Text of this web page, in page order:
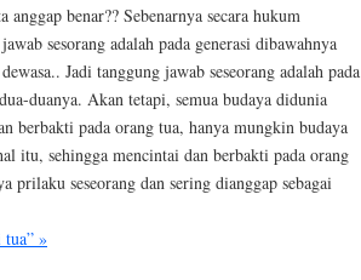
benar?? Sebenarnya secara hukum
sesorang adalah pada generasi dibawahnya
Jadi tanggung jawab seseorang adalah pada
duanya. Akan tetapi, semua budaya didunia
berbakti pada orang tua, hanya mungkin budaya
itu, sehingga mencintai dan berbakti pada orang
seseorang dan sering dianggap sebagai
»